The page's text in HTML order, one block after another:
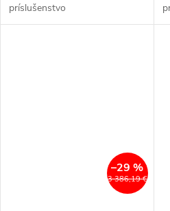
príslušenstvo
3 386,19 €
–29 %